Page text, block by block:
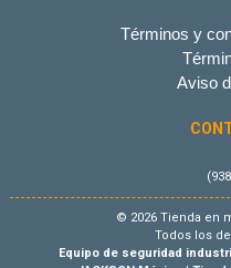
Términos y
Aviso
© 2026 Tienda en
Todos los
Equipo de seguridad